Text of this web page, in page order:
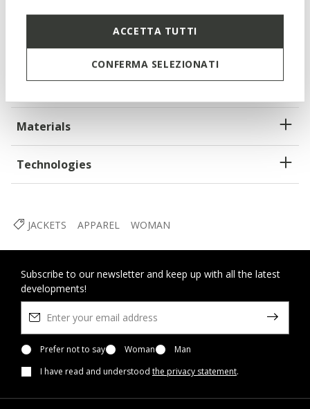
ACCETTA TUTTI
CONFERMA SELEZIONATI
Two-way zip
2 external pockets; 1 internal pocket
Materials
Technologies
JACKETS APPAREL WOMAN
Subscribe to our newsletter and keep up with all the latest
developments!
Prefer not to say Woman
Man
I have read and understood the privacy statement.